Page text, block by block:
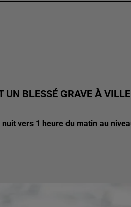
BLESSÉ GRAVE À
vers 1 heure du matin au